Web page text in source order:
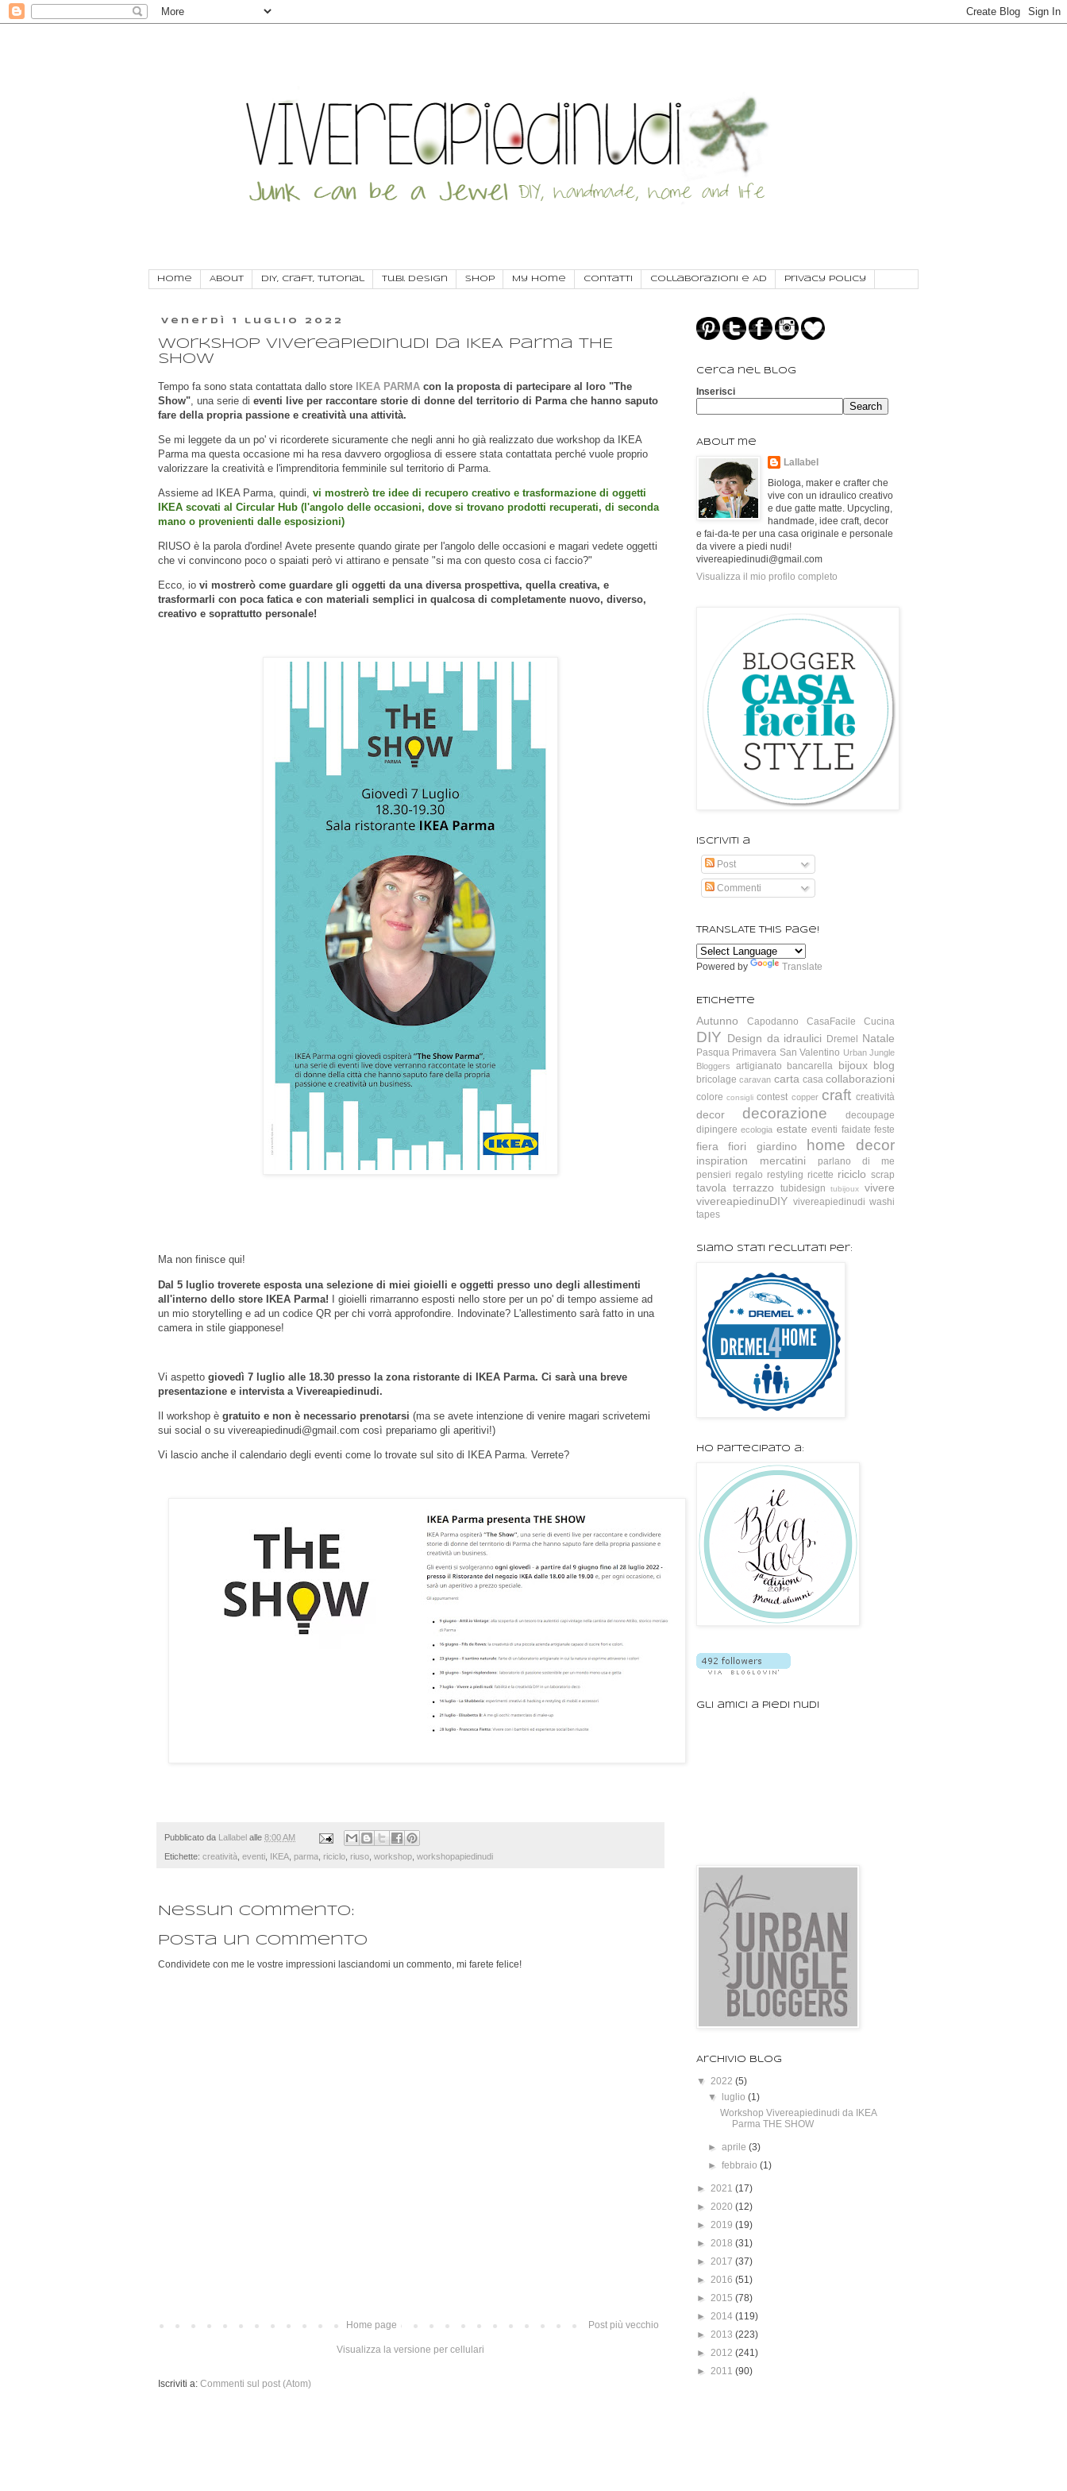
Home About DIY, craft, tutorial Tu.Bi. Design SHOP My Home Contatti Collaborazioni e AD Privacy Policy
venerdì 1 luglio 2022
Workshop Vivereapiedinudi da IKEA Parma THE
SHOW
Tempo fa sono stata contattata dallo store IKEA PARMA con la proposta di partecipare al loro "The
Show" , una serie di eventi live per raccontare storie di donne del territorio di Parma che hanno saputo
fare della propria passione e creatività una attività.
Se mi leggete da un po' vi ricorderete sicuramente che negli anni ho già realizzato due workshop da IKEA
Parma ma questa occasione mi ha resa davvero orgogliosa di essere stata contattata perché vuole proprio
valorizzare la creatività e l'imprenditoria femminile sul territorio di Parma.
Assieme ad IKEA Parma, quindi, vi mostrerò tre idee di recupero creativo e trasformazione di oggetti
IKEA scovati al Circular Hub (l'angolo delle occasioni, dove si trovano prodotti recuperati, di seconda
mano o provenienti dalle esposizioni)
RIUSO è la parola d'ordine! Avete presente quando girate per l'angolo delle occasioni e magari vedete oggetti
che vi convincono poco o spaiati però vi attirano e pensate "si ma con questo cosa ci faccio?"
Ecco, io vi mostrerò come guardare gli oggetti da una diversa prospettiva, quella creativa, e
trasformarli con poca fatica e con materiali semplici in qualcosa di completamente nuovo, diverso,
creativo e soprattutto personale!
Ma non finisce qui!
Dal 5 luglio troverete esposta una selezione di miei gioielli e oggetti presso uno degli allestimenti
all'interno dello store IKEA Parma! I gioielli rimarranno esposti nello store per un po' di tempo assieme ad
un mio storytelling e ad un codice QR per chi vorrà approfondire. Indovinate? L'allestimento sarà fatto in una
camera in stile giapponese!
Vi aspetto giovedì 7 luglio alle 18.30 presso la zona ristorante di IKEA Parma. Ci sarà una breve
presentazione e intervista a Vivereapiedinudi.
Il workshop è gratuito e non è necessario prenotarsi (ma se avete intenzione di venire magari scrivetemi
sui social o su vivereapiedinudi@gmail.com così prepariamo gli aperitivi!)
Vi lascio anche il calendario degli eventi come lo trovate sul sito di IKEA Parma. Verrete?
Pubblicato da Lallabel alle 8:00 AM
Etichette: creatività eventi IKEA parma riciclo riuso workshop workshopapiedinudi
Nessun commento:
Posta un commento
Condividete con me le vostre impressioni lasciandomi un commento, mi farete felice!
Post più vecchio
Home page
Visualizza la versione per cellulari
Iscriviti a: Commenti sul post (Atom)
Cerca nel blog
Inserisci
About me
Lallabel
Biologa, maker e crafter che
vive con un idraulico creativo
e due gatte matte. Upcycling,
handmade, idee craft, decor
e fai-da-te per una casa originale e personale
da vivere a piedi nudi!
vivereapiedinudi@gmail.com
Visualizza il mio profilo completo
Iscriviti a
Post
Commenti
TRANSLATE this page!
Powered by Translate
Etichette
Autunno Capodanno CasaFacile Cucina
DIY Design da idraulici Dremel Natale
Pasqua Primavera San Valentino Urban Jungle
Bloggers
artigianato bancarella bijoux blog
bricolage caravan carta casa collaborazioni
colore consigli contest copper craft creatività
decor decorazione
decoupage
dipingere ecologia estate eventi faidate feste
fiera fiori giardino home decor
inspiration mercatini
parlano di me
pensieri regalo restyling ricette riciclo scrap
tavola terrazzo tubidesign tubijoux
vivere
vivereapiedinuDIY vivereapiedinudi washi
tapes
Siamo stati reclutati per:
Ho partecipato a:
Gli amici a piedi nudi
Archivio blog
▼ 2022 (5)
▼
luglio(1)
Workshop Vivereapiedinudi da IKEA
Parma THE SHOW
►aprile(3)
►febbraio(1)
► 2021 (17)
► 2020 (12)
► 2019 (19)
► 2018 (31)
► 2017 (37)
► 2016 (51)
► 2015 (78)
► 2014 (119)
► 2013 (223)
► 2012 (241)
► 2011 (90)